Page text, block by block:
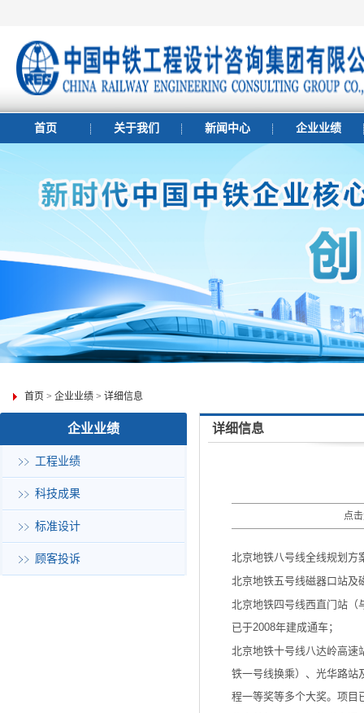
首页 关于我们 新闻中心 企业业绩
首页 > 企业业绩 > 详细信息
企业业绩
工程业绩
科技成果
标准设计
顾客投诉
详细信息
点
北京地铁八号线全线规划方
北京地铁五号线磁器口站及
北京地铁四号线西直门站（
已于2008年建成通车；
北京地铁十号线八达岭高速
铁一号线换乘）、光华路站
程一等奖等多个大奖。项目